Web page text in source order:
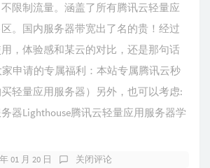
限制流量。涵盖了所有腾讯云轻量应
。国内服务器带宽出了名的贵！经过
，体验感和某云的对比，还是那句话
家申请的专属福利：本站专属腾讯云秒
轻量应用服务器）另外，也可以考虑:
器Lighthouse腾讯云轻量应用服务器学
01 月 20 日 关闭评论